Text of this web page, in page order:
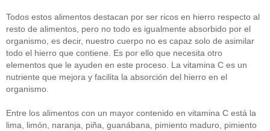
Todos estos alimentos destacan por ser ricos en hierro respecto al
resto de alimentos, pero no todo es igualmente absorbido por el
organismo, es decir, nuestro cuerpo no es capaz solo de asimilar
todo el hierro que contiene. Es por ello que necesita otro
elementos que le ayuden en este proceso. La vitamina C es un
nutriente que mejora y facilita la absorción del hierro en el
organismo.
Entre los alimentos con un mayor contenido en vitamina C está la
lima, limón, naranja, piña, guanábana, pimiento maduro, pimiento